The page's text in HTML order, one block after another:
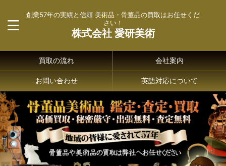
創業57年の実績と信頼 美術品・骨董品の買取はお任せくだ
さい！
株式会社 愛研美術
買取の流れ 会社案内
お問い合わせ 英語対応について